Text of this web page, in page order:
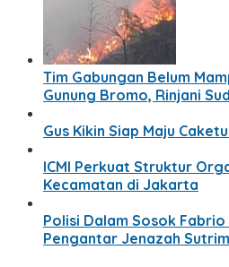
Tim Gabungan Belum
Gunung Bromo, Rinjani
Gus Kikin Siap Maju
ICMI Perkuat Struktur
Kecamatan di Jakarta
Polisi Dalam Sosok
Pengantar Jenazah